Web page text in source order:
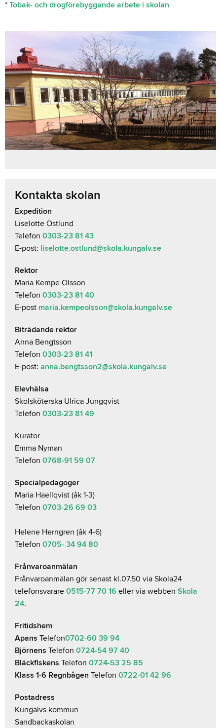
* Tobak- och drogförebyggande arbete i skolan
Kontakta skolan
Expedition
Liselotte Östlund
Telefon 0303-23 81 43
E-post: liselotte.ostlund@skola.kungalv.se
Rektor
Maria Kempe Olsson
Telefon 0303-23 81 40
E-post maria.kempeolsson@skola.kungalv.se
Biträdande rektor
Anna Bengtsson
Telefon 0303-23 81 41
E-post: anna.bengtsson2@skola.kungalv.se
Elevhälsa
Skolsköterska Ulrica Jungqvist
Telefon 0303-23 81 49
Kurator
Emma Nyman
Telefon 0768-91 59 07
Specialpedagoger
Maria Haellqvist (åk 1-3)
Telefon 0703-26 69 03
Helene Herngren (åk 4-6)
Telefon 0705- 34 94 80
Frånvaroanmälan
Frånvaroanmälan gör senast kl.07.50 via Skola24
telefonsvarare 0515-77 70 16 eller via webben Skola
24.
Fritidshem
Apans Telefon0702-60 39 94
Björnens Telefon 0724-54 97 40
Bläckfiskens Telefon 0724-53 25 85
Klass 1-6 Regnbågen Telefon 0722-01 42 96
Postadress
Kungälvs kommun
Sandbackaskolan